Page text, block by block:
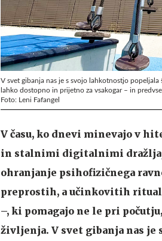
V svet gibanja nas je s svojo lahkotnostjo
lahko dostopno in prijetno za vsakogar – in
Foto: Leni Fafangel
V času, ko dnevi minevajo v
in stalnimi digitalnimi
ohranjanje psihofizičnega
preprostih, a učinkovitih
–, ki pomagajo ne le pri
življenja. V svet gibanja nas